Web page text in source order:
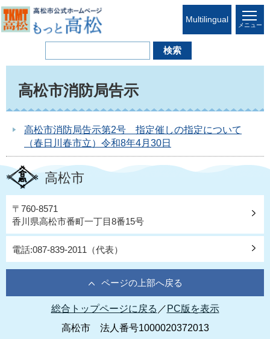
Multilingual
メニュー
高松市消防局告示
高松市消防局告示第2号 指定催しの指定について
（春日川春市立）令和8年4月30日
高松市
〒760-8571
香川県高松市番町一丁目8番15号
電話:087-839-2011（代表）
ページの上部へ戻る
総合トップページに戻る ／ PC版を表示
高松市 法人番号1000020372013